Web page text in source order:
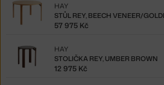
STŮL REY, BEECH VENEER/
HAY
57 975 Kč
STOLIČKA REY, UMBER BROWN
HAY
12 975 Kč